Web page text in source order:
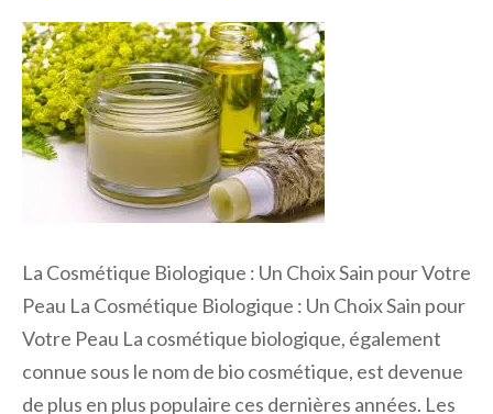
La Cosmétique Biologique : Un Choix Sain pour Votre
Peau La Cosmétique Biologique : Un Choix Sain pour
Votre Peau La cosmétique biologique, également
connue sous le nom de bio cosmétique, est devenue
de plus en plus populaire ces dernières années. Les